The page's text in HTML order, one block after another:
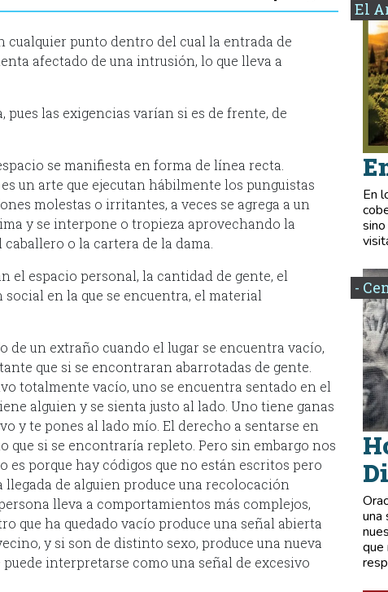
cualquier punto dentro del cual la entrada de
afectado de una intrusión, lo que lleva a
las exigencias varían si es de frente, de
se manifiesta en forma de línea recta.
un arte que ejecutan hábilmente los punguistas
molestas o irritantes, a veces se agrega a un
y se interpone o tropieza aprovechando la
o la cartera de la dama.
el espacio personal, la cantidad de gente, el
en la que se encuentra, el material
de un extraño cuando el lugar se encuentra vacío,
que si se encontraran abarrotadas de gente.
totalmente vacío, uno se encuentra sentado en el
alguien y se sienta justo al lado. Uno tiene ganas
y te pones al lado mío. El derecho a sentarse en
que si se encontraría repleto. Pero sin embargo nos
es porque hay códigos que no están escritos pero
de alguien produce una recolocación
lleva a comportamientos más complejos,
que ha quedado vacío produce una señal abierta
y si son de distinto sexo, produce una nueva
interpretarse como una señal de excesivo
El
En
-
una
que